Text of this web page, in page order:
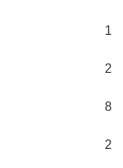
1
2
8
2